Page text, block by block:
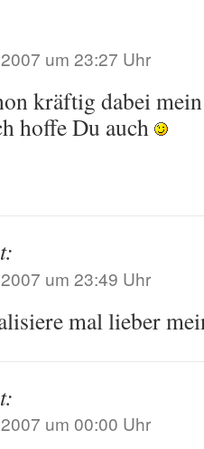
um 23:27 Uhr
kräftig dabei
hoffe Du auch
um 23:49 Uhr
mal lieber
um 00:00 Uhr